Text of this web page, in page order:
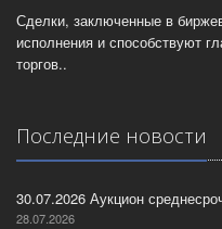
Сделки, заключенные в
исполнения и способствуют
торгов..
Последние новости
30.07.2026 Аукцион
28.07.2026